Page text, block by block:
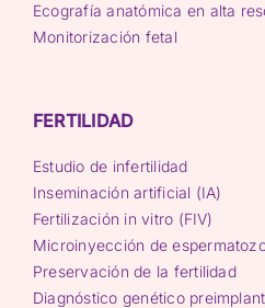
Ecografía anatómica en alta
Monitorización fetal
FERTILIDAD
Estudio de infertilidad
Inseminación artificial (IA)
Fertilización in vitro (FIV)
Microinyección de
Preservación de la fertilidad
Diagnóstico genético